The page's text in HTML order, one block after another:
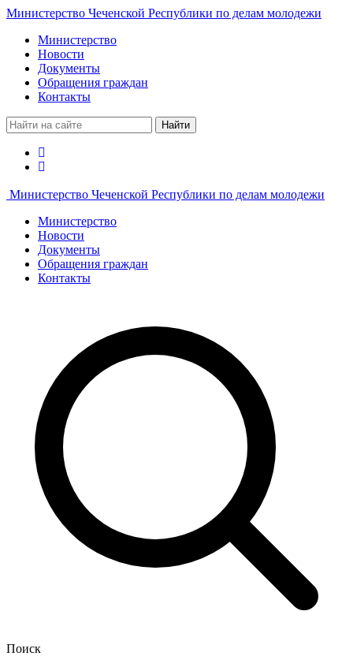
Министерство Чеченской Республики по делам молодежи
Министерство
Новости
Документы
Обращения граждан
Контакты
Найти
Министерство Чеченской Республики по делам молодежи
Министерство
Новости
Документы
Обращения граждан
Контакты
Поиск